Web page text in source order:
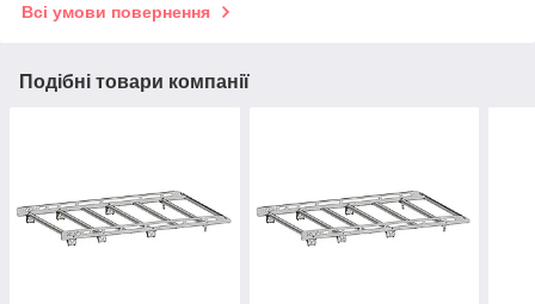
Всі умови повернення
Подібні товари компанії